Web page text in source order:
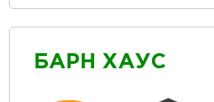
БАРН ХАУС